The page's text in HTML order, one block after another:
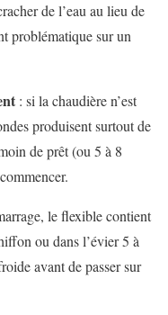
de l’eau au lieu de
problématique sur un
: si la chaudière n’est
produisent surtout de
de prêt (ou 5 à 8
le flexible contient
ou dans l’évier 5 à
avant de passer sur